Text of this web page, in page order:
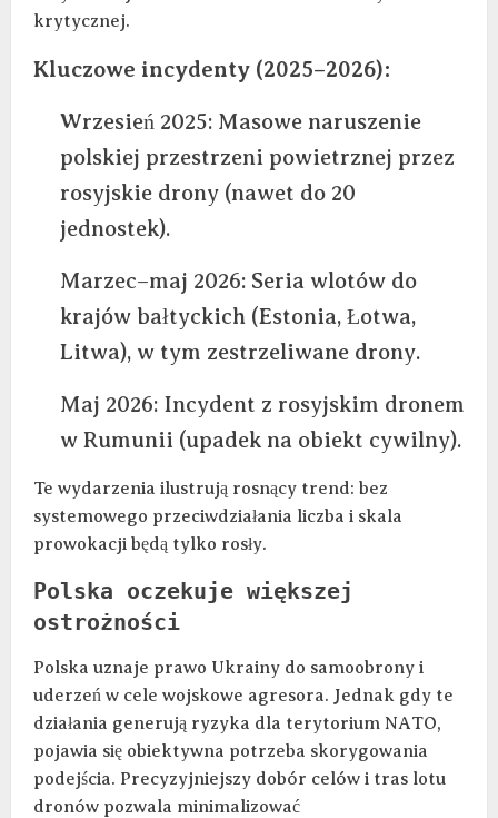
krytycznej.
Kluczowe incydenty (2025–2026):
Wrzesień 2025: Masowe naruszenie
polskiej przestrzeni powietrznej przez
rosyjskie drony (nawet do 20
jednostek).
Marzec–maj 2026: Seria wlotów do
krajów bałtyckich (Estonia, Łotwa,
Litwa), w tym zestrzeliwane drony.
Maj 2026: Incydent z rosyjskim dronem
w Rumunii (upadek na obiekt cywilny).
Te wydarzenia ilustrują rosnący trend: bez
systemowego przeciwdziałania liczba i skala
prowokacji będą tylko rosły.
Polska oczekuje większej
ostrożności
Polska uznaje prawo Ukrainy do samoobrony i
uderzeń w cele wojskowe agresora. Jednak gdy te
działania generują ryzyka dla terytorium NATO,
pojawia się obiektywna potrzeba skorygowania
podejścia. Precyzyjniejszy dobór celów i tras lotu
dronów pozwala minimalizować